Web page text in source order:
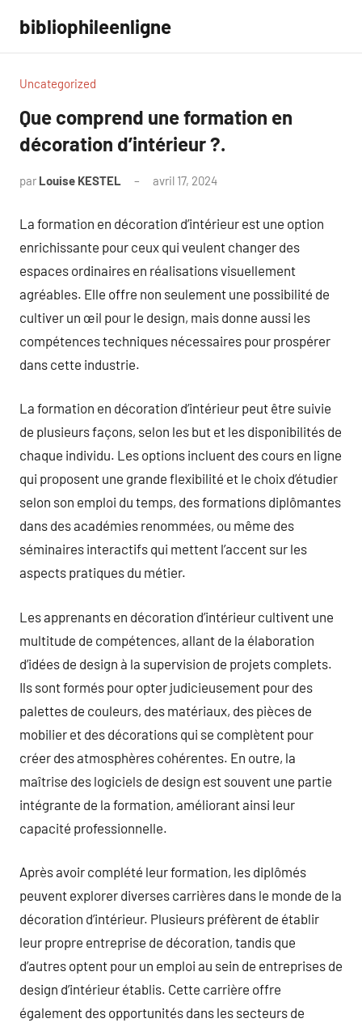
contenu
bibliophileenligne
Uncategorized
Que comprend une formation en
décoration d’intérieur ?.
par Louise KESTEL avril 17, 2024
La formation en décoration d’intérieur est une option
enrichissante pour ceux qui veulent changer des
espaces ordinaires en réalisations visuellement
agréables. Elle offre non seulement une possibilité de
cultiver un œil pour le design, mais donne aussi les
compétences techniques nécessaires pour prospérer
dans cette industrie.
La formation en décoration d’intérieur peut être suivie
de plusieurs façons, selon les but et les disponibilités de
chaque individu. Les options incluent des cours en ligne
qui proposent une grande flexibilité et le choix d’étudier
selon son emploi du temps, des formations diplômantes
dans des académies renommées, ou même des
séminaires interactifs qui mettent l’accent sur les
aspects pratiques du métier.
Les apprenants en décoration d’intérieur cultivent une
multitude de compétences, allant de la élaboration
d’idées de design à la supervision de projets complets.
Ils sont formés pour opter judicieusement pour des
palettes de couleurs, des matériaux, des pièces de
mobilier et des décorations qui se complètent pour
créer des atmosphères cohérentes. En outre, la
maîtrise des logiciels de design est souvent une partie
intégrante de la formation, améliorant ainsi leur
capacité professionnelle.
Après avoir complété leur formation, les diplômés
peuvent explorer diverses carrières dans le monde de la
décoration d’intérieur. Plusieurs préfèrent de établir
leur propre entreprise de décoration, tandis que
d’autres optent pour un emploi au sein de entreprises de
design d’intérieur établis. Cette carrière offre
également des opportunités dans les secteurs de